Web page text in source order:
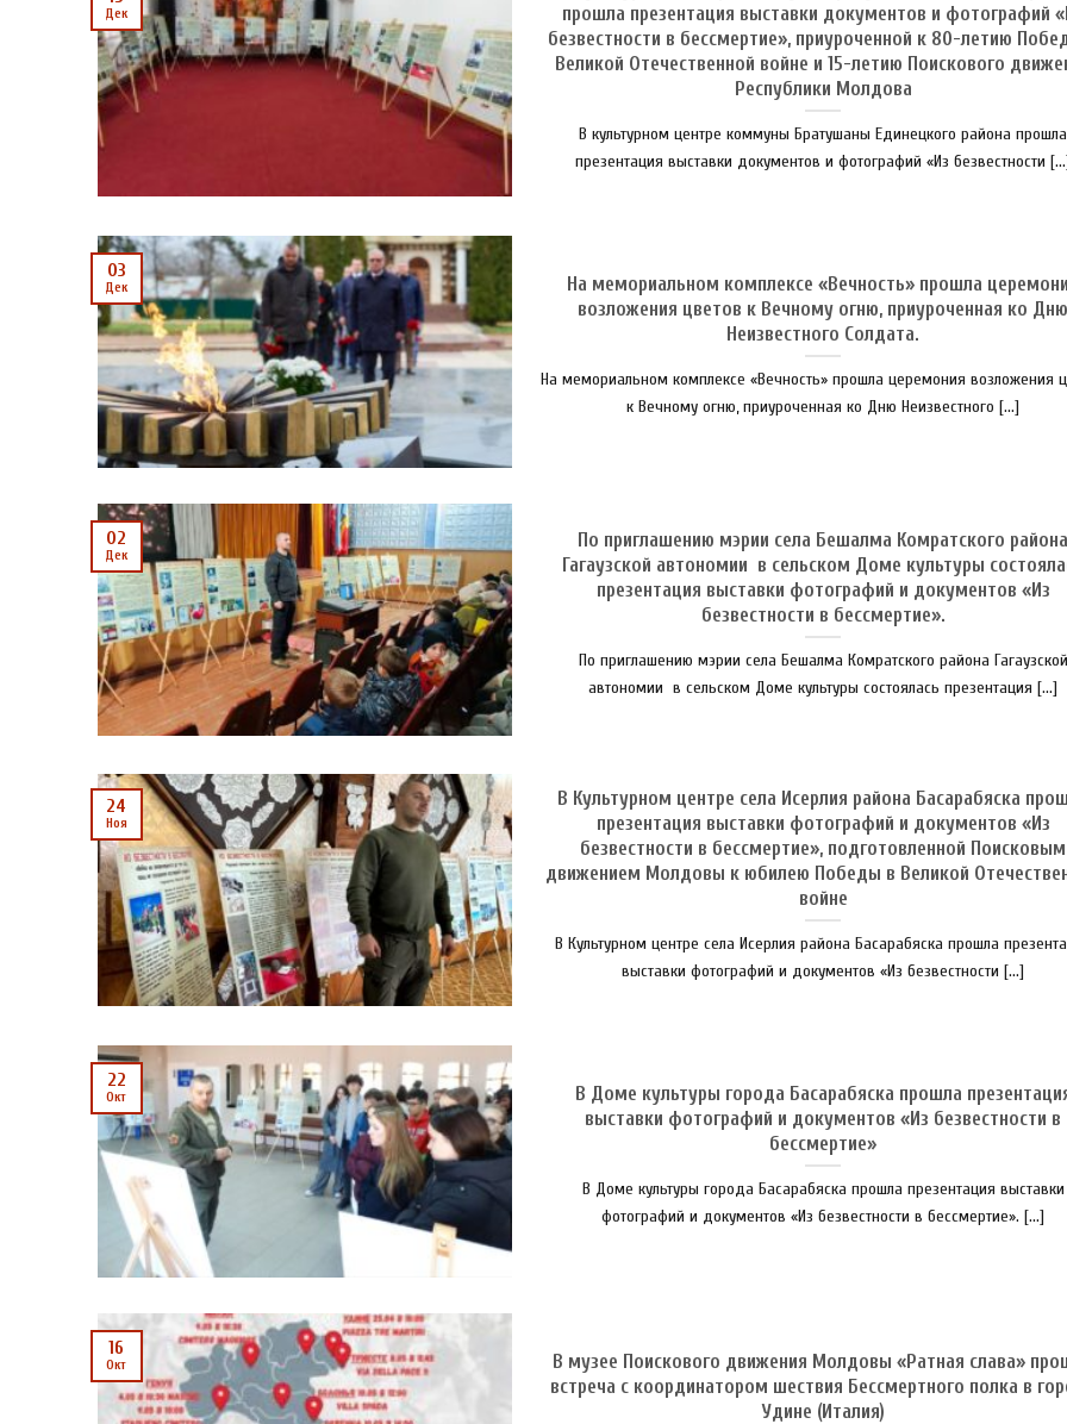
прошла презентация выставки документов и фотографий
безвестности в бессмертие», приуроченной к 80-летию
Великой Отечественной войне и 15-летию Поискового
Республики Молдова
В культурном центре коммуны Братушаны Единецкого района прошла
презентация выставки документов и фотографий «Из безвестности
Дек
На мемориальном комплексе «Вечность» прошла
возложения цветов к Вечному огню, приуроченная ко Дню
Неизвестного Солдата.
На мемориальном комплексе «Вечность» прошла церемония возложения
к Вечному огню, приуроченная ко Дню Неизвестного [...]
03
Дек
По приглашению мэрии села Бешалма Комратского района
Гагаузской автономии в сельском Доме культуры
презентация выставки фотографий и документов «Из
безвестности в бессмертие».
По приглашению мэрии села Бешалма Комратского района Гагаузской
автономии в сельском Доме культуры состоялась презентация [...]
02
Дек
В Культурном центре села Исерлия района Басарабяска
презентация выставки фотографий и документов «Из
безвестности в бессмертие», подготовленной Поисковым
движением Молдовы к юбилею Победы в Великой
войне
В Культурном центре села Исерлия района Басарабяска прошла
выставки фотографий и документов «Из безвестности [...]
24
Ноя
В Доме культуры города Басарабяска прошла
выставки фотографий и документов «Из безвестности в
бессмертие»
В Доме культуры города Басарабяска прошла презентация выставки
фотографий и документов «Из безвестности в бессмертие». [...]
22
Окт
В музее Поискового движения Молдовы «Ратная слава»
встреча с координатором шествия Бессмертного полка в
Удине (Италия)
16
Окт